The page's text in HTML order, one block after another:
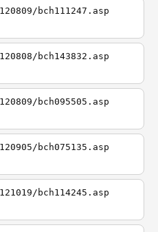
bch111247.asp
bch143832.asp
bch095505.asp
bch075135.asp
bch114245.asp